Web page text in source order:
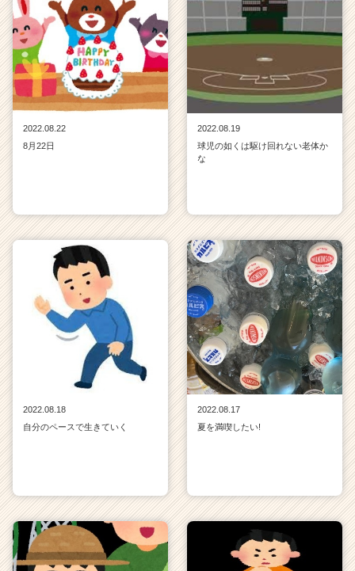
2022.08.22
8月22日
2022.08.19
球児の如くは駆け回れない老体か
な
2022.08.18
自分のペースで生きていく
2022.08.17
夏を満喫したい!